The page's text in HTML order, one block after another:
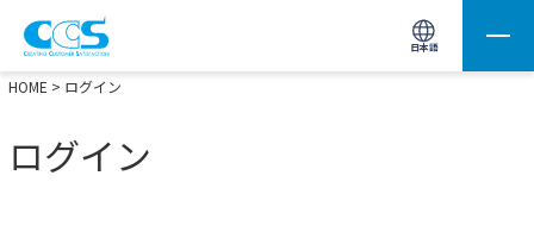
日本語
画像処理用の製品検索 サイト内検索(Enterで実行)
HOME > ログイン
ログイン